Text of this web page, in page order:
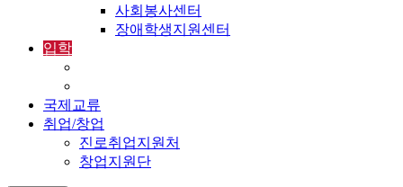
사회봉사센터
장애학생지원센터
입학
국제교류
취업/창업
진로취업지원처
창업지원단